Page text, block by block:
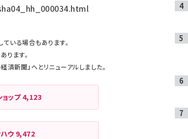
いる場合もあります。
ます。
済新聞』へとリニューアルしました。
ップ4,123
ウ 9,472